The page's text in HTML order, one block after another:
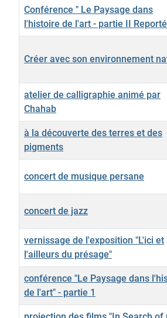
Conférence " Le Paysage dans
l'histoire de l'art - partie II
Créer avec son environnement
atelier de calligraphie animé par
Chahab
à la découverte des terres et des
pigments
concert de musique persane
concert de jazz
vernissage de l'exposition "L'ici et
l'ailleurs du présage"
conférence "Le Paysage dans
de l'art" - partie 1